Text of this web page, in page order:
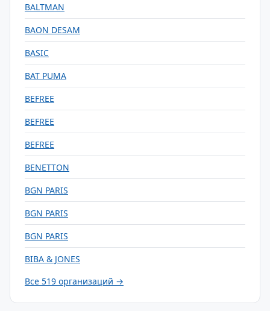
BALTMAN
BAON DESAM
BASIC
BAT PUMA
BEFREE
BEFREE
BEFREE
BENETTON
BGN PARIS
BGN PARIS
BGN PARIS
BIBA & JONES
Все 519 организаций →